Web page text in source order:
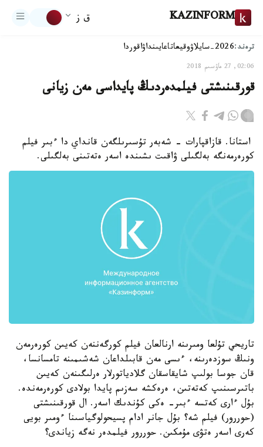
KAZINFORM ق ز
ترەند:2026-سايلاۋ وقيعاتاعايىنداۋاقوردا
02:06, 27 ماۋسىم 2018
قورقىنىشتى فيلمدەردىڭ پايداسى مەن زيانى
استانا. قازاقپارات - شەبەر تۇسىرىلگەن قانداي دا ءبىر فيلم
كورەرمەنگە بەلگىلى ۋاقىت ىشىندە اسەر ەتەتىنى بەلگىلى.
تاريحي تۇلعا ومىرىنە ارنالعان فيلم كورگەننەن كەيىن كورەرمەن
ونىڭ سوزدەرىنە، ءىسى مەن قابىلداعان شەشىمىنە تامسانسا،
قان جوسا بولىپ شايقاسقان گلادياتورلار ەرلىگىنەن كەيىن
باتىرسىنىپ كەتەتىن، ەرەكشە سەزىم پايدا بولادى كورەرمەندە.
بۇل ءارى كەتسە ءبىر- ەكى كۇندىك اسەر. ال قورقىنىشتى
(حوررور) فيلم شە؟ بۇل جانر ادام پسيحولوگياسىنا ءومىر بويى
كەرى اسەر ەتۋى مۇمكىن. حوررور فيلمدەر نەگە زياندى؟